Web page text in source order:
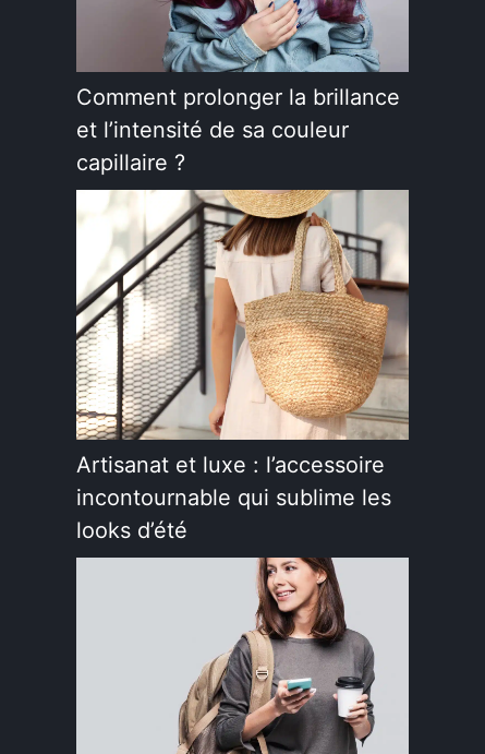
Comment prolonger la brillance
et l’intensité de sa couleur
capillaire ?
Artisanat et luxe : l’accessoire
incontournable qui sublime les
looks d’été